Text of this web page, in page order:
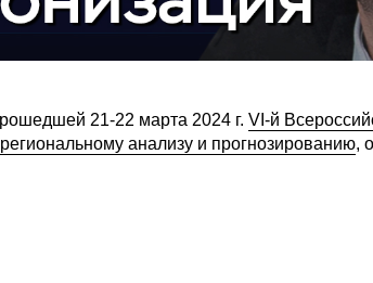
21-22 марта 2024 г. VI-й
анализу и прогнозированию,